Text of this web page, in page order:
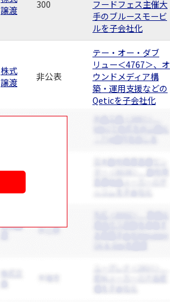
譲渡
300
フードフェス主催大
手のブルースモービ
ルを子会社化
株式
譲渡
非公表
テー・オー・ダブ
リュー＜4767＞、オ
ウンドメディア構
築・運用支援などの
Qeticを子会社化